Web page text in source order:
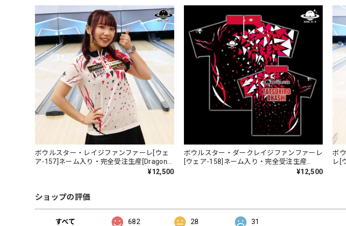
ボウルスター・レイジファンファーレ[ウェ
ア-157]ネーム入り・完全受注生産[Dragon
¥12,500
ボウルスター・ダークレイジファンファーレ
[ウェア-158]ネーム入り・完全受注生産
¥12,500
ボ
レ[
ショップの評価
すべて 682 28 31